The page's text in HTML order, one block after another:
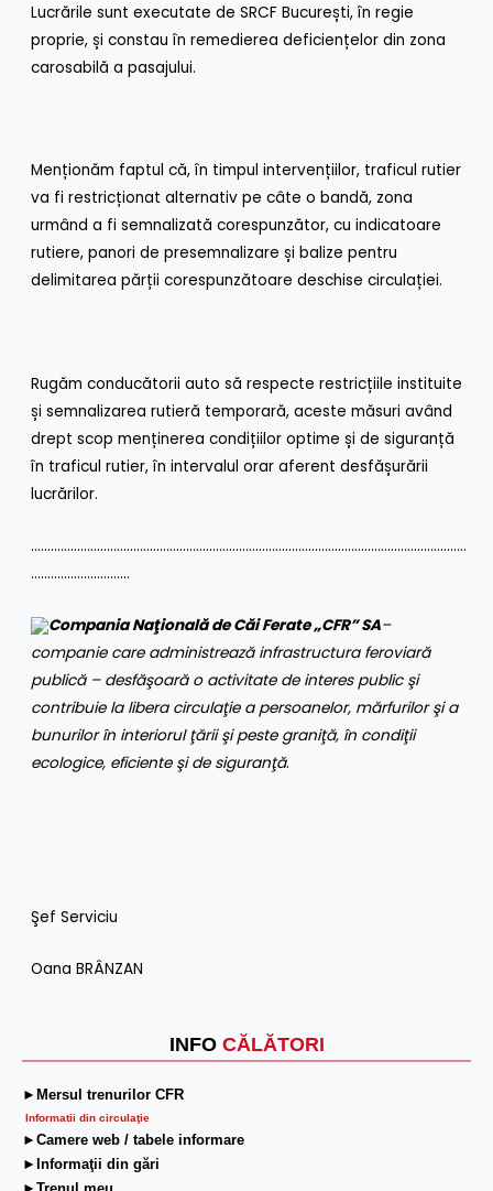
INFO CĂLĂTORI
►Mersul trenurilor CFR
Informatii din circulaţie
►Camere web / tabele informare
►Informaţii din gări
Lucrările sunt executate de SRCF București, în regie
proprie, și constau în remedierea deficiențelor din zona
carosabilă a pasajului.
Menționăm faptul că, în timpul intervențiilor, traficul rutier
va fi restricționat alternativ pe câte o bandă, zona
urmând a fi semnalizată corespunzător, cu indicatoare
rutiere, panori de presemnalizare și balize pentru
delimitarea părții corespunzătoare deschise circulației.
Rugăm conducătorii auto să respecte restricțiile instituite
și semnalizarea rutieră temporară, aceste măsuri având
drept scop menținerea condițiilor optime și de siguranță
în traficul rutier, în intervalul orar aferent desfășurării
lucrărilor.
……………………………………………………………………………………………………………………
…………………………
Compania Naţională de Căi Ferate „CFR” SA–
companie care administrează infrastructura feroviară
publică – desfăşoară o activitate de interes public şi
contribuie la libera circulaţie a persoanelor, mărfurilor şi a
bunurilor în interiorul ţării şi peste graniţă, în condiţii
ecologice, eficiente şi de siguranţă.
Şef Serviciu
Oana BRÂNZAN